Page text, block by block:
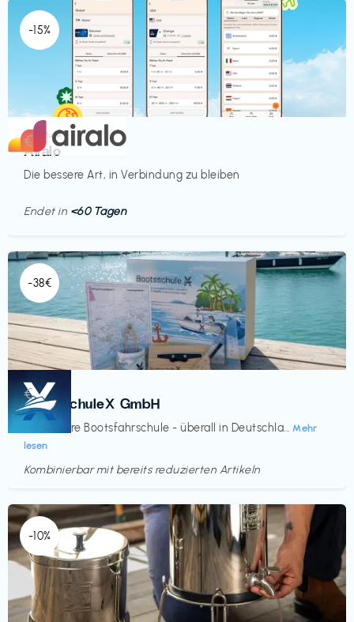
-15%
Mobilfunk
Airalo
Die bessere Art, in Verbindung zu bleiben
€‎
Endet in <60 Tagen
-38€
Kurse
BootsschuleX GmbH
Deine faire Bootsfahrschule - überall in Deutschla... Mehr
lesen
€‎
Kombinierbar mit bereits reduzierten Artikeln
-10%